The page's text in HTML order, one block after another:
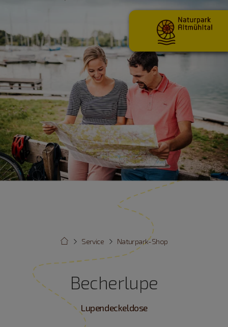
Naturpark-Shop
Service
Becherlupe
Lupendeckeldose